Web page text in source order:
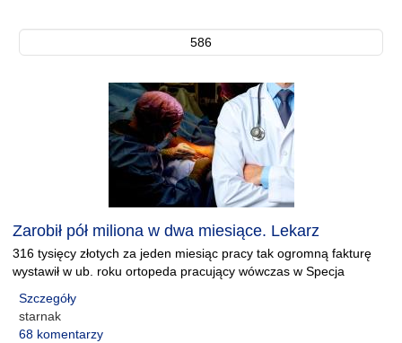
586
Zarobił pół miliona w dwa miesiące. Lekarz
316 tysięcy złotych za jeden miesiąc pracy tak ogromną fakturę
wystawił w ub. roku ortopeda pracujący wówczas w Specja
Szczegóły
starnak
68 komentarzy